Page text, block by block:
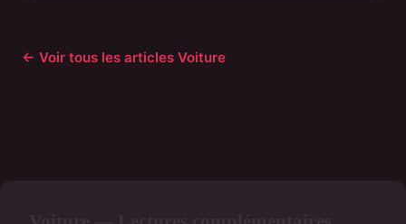
← Voir tous les articles Voiture